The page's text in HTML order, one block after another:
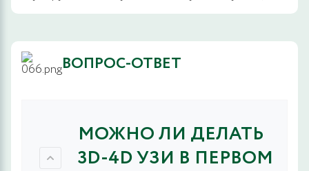
ВОПРОС-ОТВЕТ
МОЖНО ЛИ ДЕЛАТЬ
3D-4D УЗИ В ПЕРВОМ